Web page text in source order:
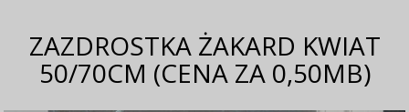
ZAZDROSTKA ŻAKARD KWIAT
50/70CM (CENA ZA 0,50MB)